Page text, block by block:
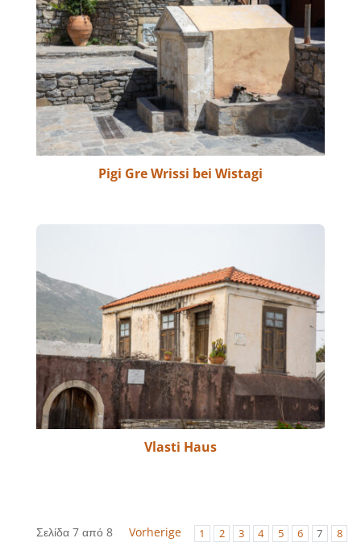
Pigi Gre Wrissi bei Wistagi
Vlasti Haus
Σελίδα 7 από 8 Vorherige 1 2 3 4 5 6 7 8